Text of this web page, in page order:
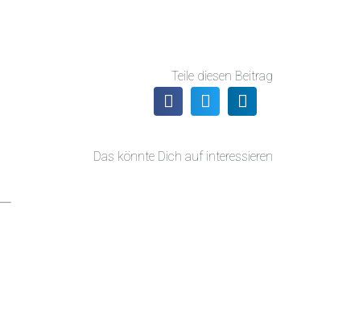
Teile diesen Beitrag
Das könnte Dich auf interessieren